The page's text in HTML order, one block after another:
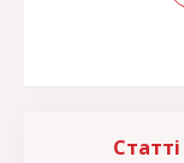
Статті